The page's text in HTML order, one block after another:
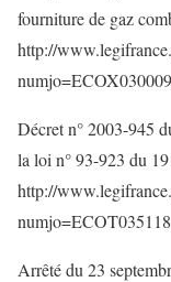
fourniture de gaz
http://
Décret n° 2003-945
la loi n° 93-923 du
http://
Arrêté du 23